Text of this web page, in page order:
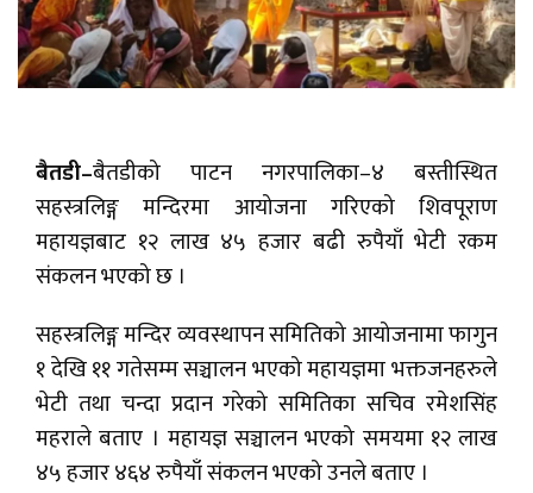
बैतडी–बैतडीको पाटन नगरपालिका–४ बस्तीस्थित
सहस्त्रलिङ्ग मन्दिरमा आयोजना गरिएको शिवपूराण
महायज्ञबाट १२ लाख ४५ हजार बढी रुपैयाँ भेटी रकम
संकलन भएको छ ।
सहस्त्रलिङ्ग मन्दिर व्यवस्थापन समितिको आयोजनामा फागुन
१ देखि ११ गतेसम्म सञ्चालन भएको महायज्ञमा भक्तजनहरुले
भेटी तथा चन्दा प्रदान गरेको समितिका सचिव रमेशसिंह
महराले बताए । महायज्ञ सञ्चालन भएको समयमा १२ लाख
४५ हजार ४६४ रुपैयाँ संकलन भएको उनले बताए ।